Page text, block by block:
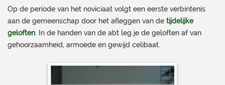
Op de periode van het noviciaat volgt een eerste verbintenis
aan de gemeenschap door het afleggen van de tijdelijke
geloften. In de handen van de abt leg je de geloften af van
gehoorzaamheid, armoede en gewijd celibaat.